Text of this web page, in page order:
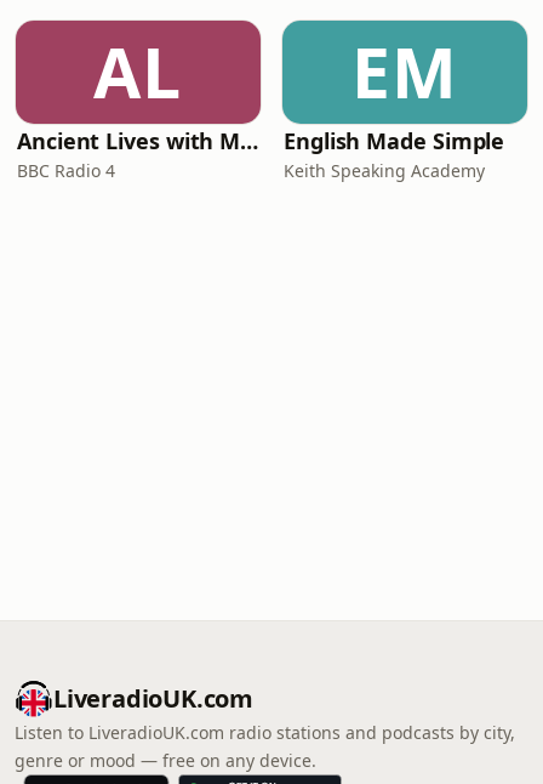
AL
Ancient Lives with Mary Beard
BBC Radio 4
EM
English Made Simple
Keith Speaking Academy
LiveradioUK.com
Listen to LiveradioUK.com radio stations and podcasts by city,
genre or mood — free on any device.